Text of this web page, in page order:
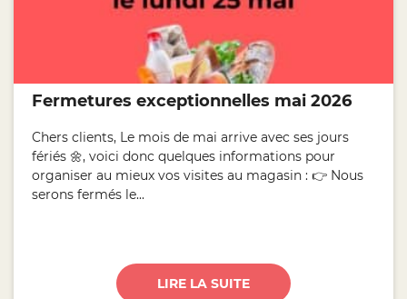
Fermetures exceptionnelles mai 2026
Chers clients, Le mois de mai arrive avec ses jours
fériés 🌼, voici donc quelques informations pour
organiser au mieux vos visites au magasin : 👉 Nous
serons fermés le...
LIRE LA SUITE